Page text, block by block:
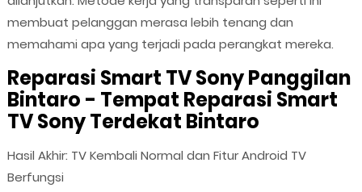
membuat pelanggan merasa lebih tenang dan
memahami apa yang terjadi pada perangkat mereka.
Reparasi Smart TV Sony Panggilan
Bintaro - Tempat Reparasi Smart
TV Sony Terdekat Bintaro
Hasil Akhir: TV Kembali Normal dan Fitur Android TV
Berfungsi